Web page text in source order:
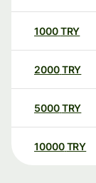
1000TRY
2000TRY
5000TRY
10000 TRY